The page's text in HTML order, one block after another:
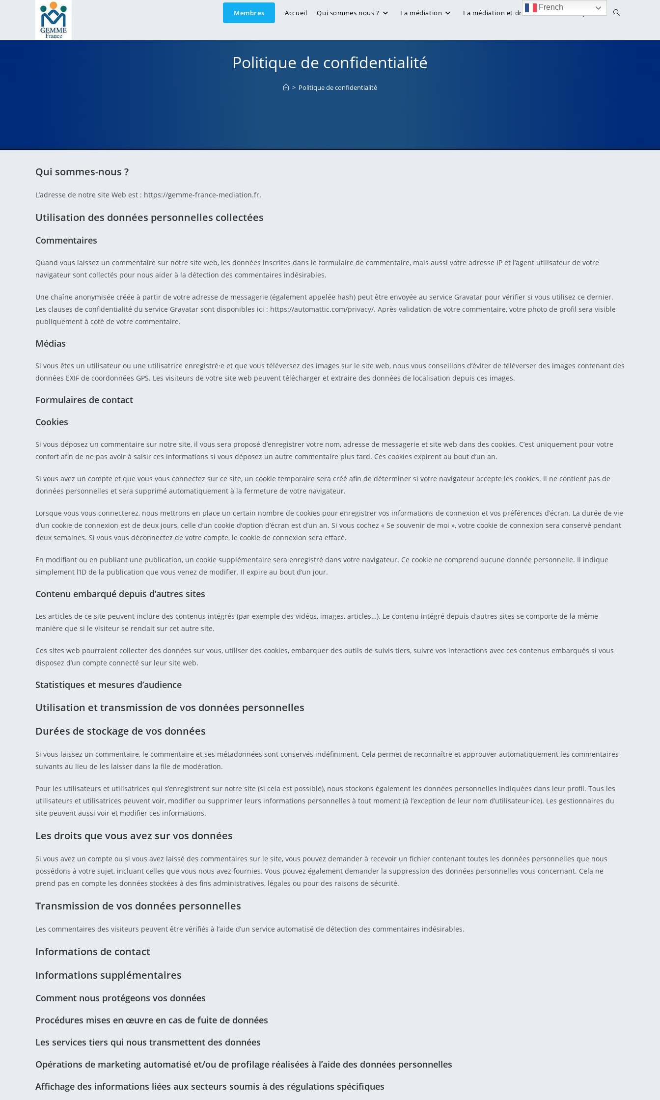
Membres Accueil Qui sommes nous ? La médiation La médiation et droit Bibliothèque Toggle
website
Politique de confidentialité
> Politique de confidentialité
Qui sommes-nous ?
L’adresse de notre site Web est : https://gemme-france-mediation.fr.
Utilisation des données personnelles collectées
Commentaires
Quand vous laissez un commentaire sur notre site web, les données inscrites dans le formulaire de commentaire, mais aussi votre adresse IP et l’agent utilisateur de votre
navigateur sont collectés pour nous aider à la détection des commentaires indésirables.
Une chaîne anonymisée créée à partir de votre adresse de messagerie (également appelée hash) peut être envoyée au service Gravatar pour vérifier si vous utilisez ce dernier.
Les clauses de confidentialité du service Gravatar sont disponibles ici : https://automattic.com/privacy/. Après validation de votre commentaire, votre photo de profil sera visible
publiquement à coté de votre commentaire.
Médias
Si vous êtes un utilisateur ou une utilisatrice enregistré·e et que vous téléversez des images sur le site web, nous vous conseillons d’éviter de téléverser des images contenant des
données EXIF de coordonnées GPS. Les visiteurs de votre site web peuvent télécharger et extraire des données de localisation depuis ces images.
Formulaires de contact
Cookies
Si vous déposez un commentaire sur notre site, il vous sera proposé d’enregistrer votre nom, adresse de messagerie et site web dans des cookies. C’est uniquement pour votre
confort afin de ne pas avoir à saisir ces informations si vous déposez un autre commentaire plus tard. Ces cookies expirent au bout d’un an.
Si vous avez un compte et que vous vous connectez sur ce site, un cookie temporaire sera créé afin de déterminer si votre navigateur accepte les cookies. Il ne contient pas de
données personnelles et sera supprimé automatiquement à la fermeture de votre navigateur.
Lorsque vous vous connecterez, nous mettrons en place un certain nombre de cookies pour enregistrer vos informations de connexion et vos préférences d’écran. La durée de vie
d’un cookie de connexion est de deux jours, celle d’un cookie d’option d’écran est d’un an. Si vous cochez « Se souvenir de moi », votre cookie de connexion sera conservé pendant
deux semaines. Si vous vous déconnectez de votre compte, le cookie de connexion sera effacé.
En modifiant ou en publiant une publication, un cookie supplémentaire sera enregistré dans votre navigateur. Ce cookie ne comprend aucune donnée personnelle. Il indique
simplement l’ID de la publication que vous venez de modifier. Il expire au bout d’un jour.
Contenu embarqué depuis d’autres sites
Les articles de ce site peuvent inclure des contenus intégrés (par exemple des vidéos, images, articles…). Le contenu intégré depuis d’autres sites se comporte de la même
manière que si le visiteur se rendait sur cet autre site.
Ces sites web pourraient collecter des données sur vous, utiliser des cookies, embarquer des outils de suivis tiers, suivre vos interactions avec ces contenus embarqués si vous
disposez d’un compte connecté sur leur site web.
Statistiques et mesures d’audience
Utilisation et transmission de vos données personnelles
Durées de stockage de vos données
Si vous laissez un commentaire, le commentaire et ses métadonnées sont conservés indéfiniment. Cela permet de reconnaître et approuver automatiquement les commentaires
suivants au lieu de les laisser dans la file de modération.
Pour les utilisateurs et utilisatrices qui s’enregistrent sur notre site (si cela est possible), nous stockons également les données personnelles indiquées dans leur profil. Tous les
utilisateurs et utilisatrices peuvent voir, modifier ou supprimer leurs informations personnelles à tout moment (à l’exception de leur nom d’utilisateur·ice). Les gestionnaires du
site peuvent aussi voir et modifier ces informations.
Les droits que vous avez sur vos données
Si vous avez un compte ou si vous avez laissé des commentaires sur le site, vous pouvez demander à recevoir un fichier contenant toutes les données personnelles que nous
possédons à votre sujet, incluant celles que vous nous avez fournies. Vous pouvez également demander la suppression des données personnelles vous concernant. Cela ne
prend pas en compte les données stockées à des fins administratives, légales ou pour des raisons de sécurité.
Transmission de vos données personnelles
Les commentaires des visiteurs peuvent être vérifiés à l’aide d’un service automatisé de détection des commentaires indésirables.
Informations de contact
Informations supplémentaires
Comment nous protégeons vos données
Procédures mises en œuvre en cas de fuite de données
Les services tiers qui nous transmettent des données
Opérations de marketing automatisé et/ou de profilage réalisées à l’aide des données personnelles
Affichage des informations liées aux secteurs soumis à des régulations spécifiques
French